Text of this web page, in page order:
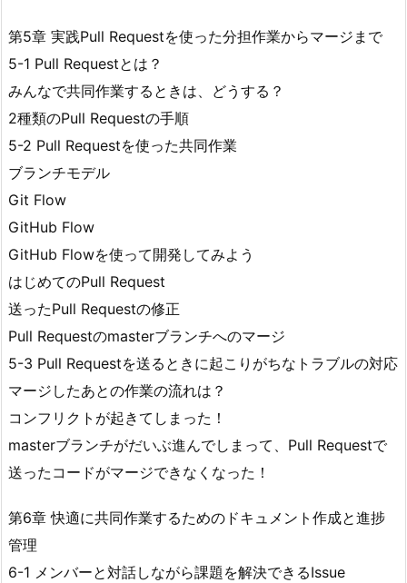
第5章 実践Pull Requestを使った分担作業からマージまで
5-1 Pull Requestとは？
みんなで共同作業するときは、どうする？
2種類のPull Requestの手順
5-2 Pull Requestを使った共同作業
ブランチモデル
Git Flow
GitHub Flow
GitHub Flowを使って開発してみよう
はじめてのPull Request
送ったPull Requestの修正
Pull Requestのmasterブランチへのマージ
5-3 Pull Requestを送るときに起こりがちなトラブルの対応
マージしたあとの作業の流れは？
コンフリクトが起きてしまった！
masterブランチがだいぶ進んでしまって、Pull Requestで
送ったコードがマージできなくなった！
第6章 快適に共同作業するためのドキュメント作成と進捗
管理
6-1 メンバーと対話しながら課題を解決できるIssue